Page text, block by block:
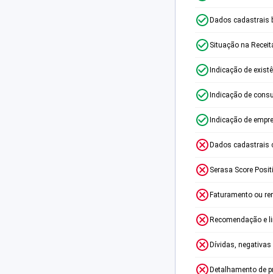
Dados cadastrais
Situação na
Indicação de
Indicação de
Indicação de
Dados cadastrais
Serasa Score
Faturamento ou
Recomendação e
Dívidas, negativas
Detalhamento de